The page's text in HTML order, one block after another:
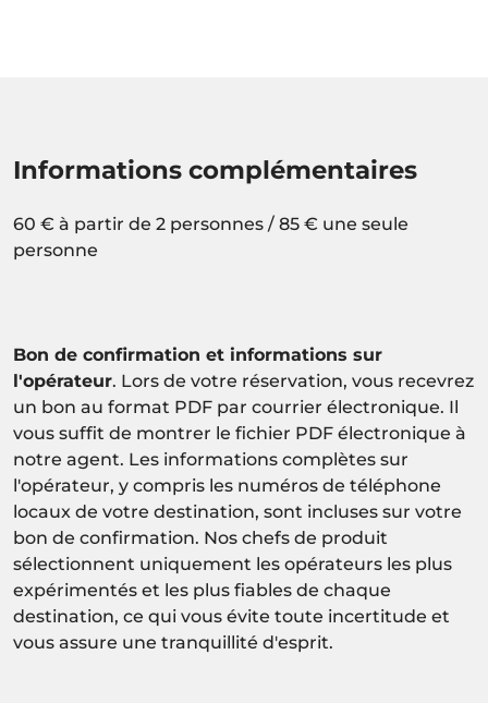
Informations complémentaires
60 € à partir de 2 personnes / 85 € une seule
personne
Bon de confirmation et informations sur
l'opérateur. Lors de votre réservation, vous recevrez
un bon au format PDF par courrier électronique. Il
vous suffit de montrer le fichier PDF électronique à
notre agent. Les informations complètes sur
l'opérateur, y compris les numéros de téléphone
locaux de votre destination, sont incluses sur votre
bon de confirmation. Nos chefs de produit
sélectionnent uniquement les opérateurs les plus
expérimentés et les plus fiables de chaque
destination, ce qui vous évite toute incertitude et
vous assure une tranquillité d'esprit.